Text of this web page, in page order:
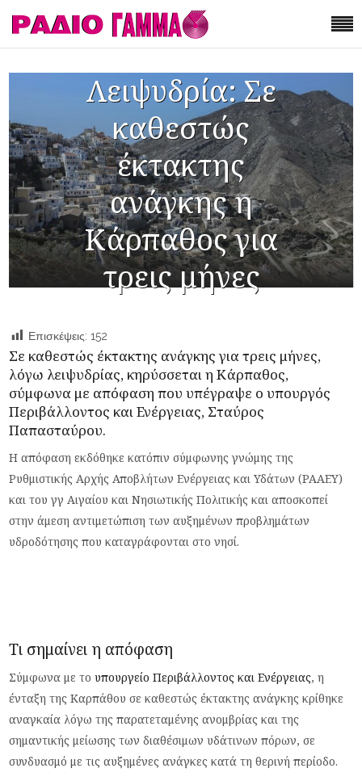
Λειψυδρία: Σε
καθεστώς
έκτακτης
ανάγκης η
Κάρπαθος για
τρεις μήνες
Επισκέψεις: 152
Σε καθεστώς έκτακτης ανάγκης για τρεις μήνες,
λόγω λειψυδρίας, κηρύσσεται ηΚάρπαθος,
σύμφωνα με απόφαση που υπέγραψε ο υπουργός
Περιβάλλοντος και Ενέργειας, Σταύρος
Παπασταύρου.
Η απόφαση εκδόθηκε κατόπιν σύμφωνης γνώμης της
Ρυθμιστικής Αρχής Αποβλήτων Ενέργειας και Υδάτων (ΡΑΑΕΥ)
και του γγ Αιγαίου και Νησιωτικής Πολιτικής και αποσκοπεί
στην άμεση αντιμετώπιση των αυξημένων προβλημάτων
υδροδότησης που καταγράφονται στο νησί.
Τι σημαίνει η απόφαση
Σύμφωνα με το υπουργείο Περιβάλλοντος και Ενέργειας, η
ένταξη της Καρπάθου σε καθεστώς έκτακτης ανάγκης κρίθηκε
αναγκαία λόγω της παρατεταμένης ανομβρίας και της
σημαντικής μείωσης των διαθέσιμων υδάτινων πόρων, σε
συνδυασμό με τις αυξημένες ανάγκες κατά τη θερινή περίοδο.